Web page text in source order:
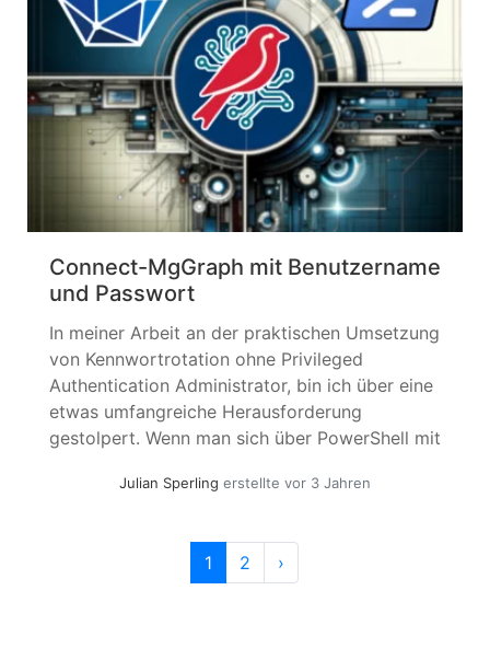
Connect-MgGraph mit Benutzername
und Passwort
In meiner Arbeit an der praktischen Umsetzung
von Kennwortrotation ohne Privileged
Authentication Administrator, bin ich über eine
etwas umfangreiche Herausforderung
gestolpert. Wenn man sich über PowerShell mit
anmelden will, findet man keine Kombination in
ClientID + Secret – damit wären wir... »
Julian Sperling erstellte vor 3 Jahren
Aktuelle Seite
1 Seite
2 ›